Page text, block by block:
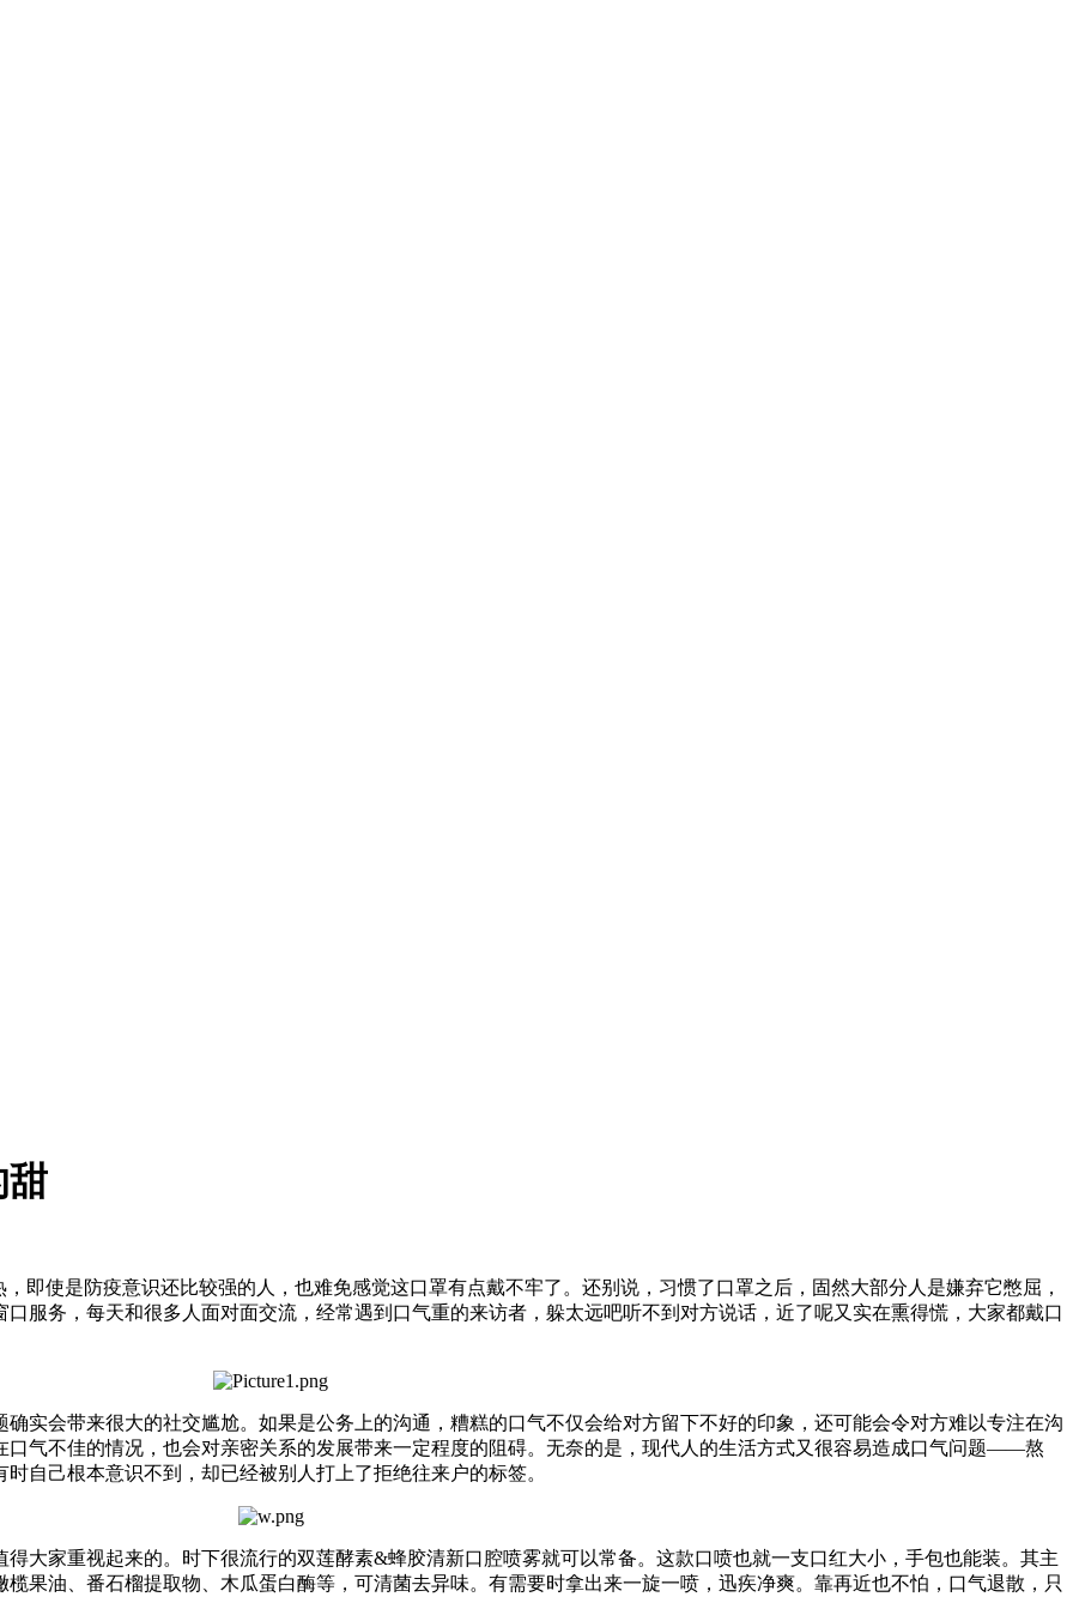
甜
即使是防疫意识还比较强的人，也难免感觉这口罩有点戴不牢了。还别说，习惯了口罩之后，固然大部分人是嫌弃它憋屈，
服务，每天和很多人面对面交流，经常遇到口气重的来访者，躲太远吧听不到对方说话，近了呢又实在熏得慌，大家都戴口
实会带来很大的社交尴尬。如果是公务上的沟通，糟糕的口气不仅会给对方留下不好的印象，还可能会令对方难以专注在沟
气不佳的情况，也会对亲密关系的发展带来一定程度的阻碍。无奈的是，现代人的生活方式又很容易造成口气问题——熬
己根本意识不到，却已经被别人打上了拒绝往来户的标签。
大家重视起来的。时下很流行的双莲酵素&蜂胶清新口腔喷雾就可以常备。这款口喷也就一支口红大小，手包也能装。其主
果油、番石榴提取物、木瓜蛋白酶等，可清菌去异味。有需要时拿出来一旋一喷，迅疾净爽。靠再近也不怕，口气退散，只